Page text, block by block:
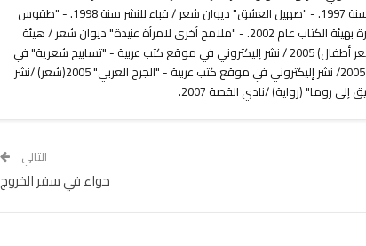
ديوان شعر / المجلس الأعلى للثقافة سنة 1997. - "صهيل العشق" ديوان شعر / قباء للنشر سنة 1998. - "طقوس
الانتظار" مختارات شعرية / مكتبة الأسرة بهيئة الكتاب عام 2002. - "ملامح أخرى لامرأة عنيدة" ديوان شعر / هيئة
الكتاب عام 2003. - مفاجآت نجوى (شعر أطفال) 2005 / نشر إليكتروني في موقع كتب عربية - "تسابيح شعرية" في
حب الله ورسوله صلى الله عليه وسلم 2005/ نشر إليكتروني في موقع كتب عربية - "الجرح العربي" 2005(شعر) /نشر
روما" (رواية) /نادي القصة 2007.
التالي
حواء في سفر الخروج